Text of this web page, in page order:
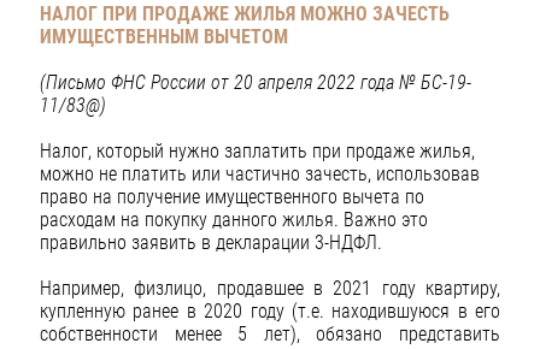
НАЛОГ ПРИ ПРОДАЖЕ ЖИЛЬЯ МОЖНО ЗАЧЕСТЬ
ИМУЩЕСТВЕННЫМ ВЫЧЕТОМ
(Письмо ФНС России от 20 апреля 2022 года № БС-19-
11/83@)
Налог, который нужно заплатить при продаже жилья,
можно не платить или частично зачесть, использовав
право на получение имущественного вычета по
расходам на покупку данного жилья. Важно это
правильно заявить в декларации 3-НДФЛ.
Например, физлицо, продавшее в 2021 году квартиру,
купленную ранее в 2020 году (т.е. находившуюся в его
собственности менее 5 лет), обязано представить